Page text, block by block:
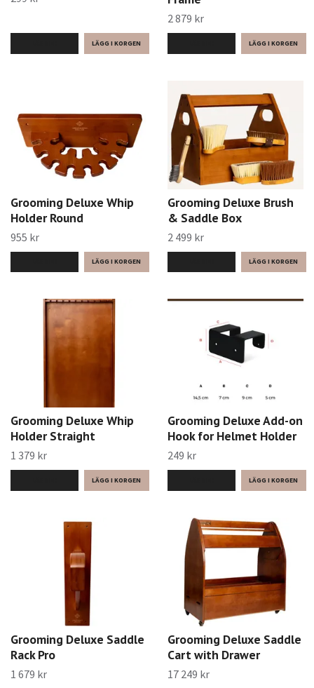
2 879 kr
Grooming Deluxe Whip
Holder Round
955 kr
Grooming Deluxe Brush
& Saddle Box
2 499 kr
Grooming Deluxe Whip
Holder Straight
1 379 kr
Grooming Deluxe Add-on
Hook for Helmet Holder
249 kr
Grooming Deluxe Saddle
Rack Pro
1 679 kr
Grooming Deluxe Saddle
Cart with Drawer
17 249 kr